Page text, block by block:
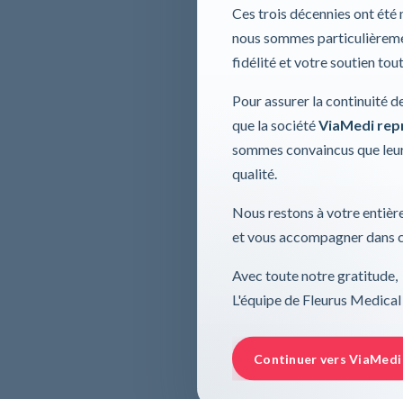
Ces trois décennies ont
nous sommes
fidélité et votre soutien
Pour assurer la continuité
que la sociétéViaMedi
sommes convaincus que
qualité.
Nous restons à votre
et vous accompagner dans
Avec toute notre gratitude,
L'équipe de Fleurus Medical
Continuer vers ViaMedi